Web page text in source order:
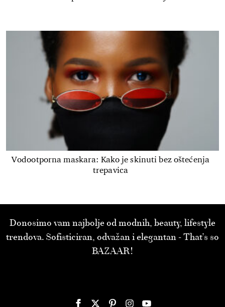
Vodootporna maskara: Kako je skinuti bez oštećenja
trepavica
Donosimo vam najbolje od modnih, beauty, lifestyle
trendova. Sofisticiran, odvažan i elegantan - That’s so
BAZAAR!